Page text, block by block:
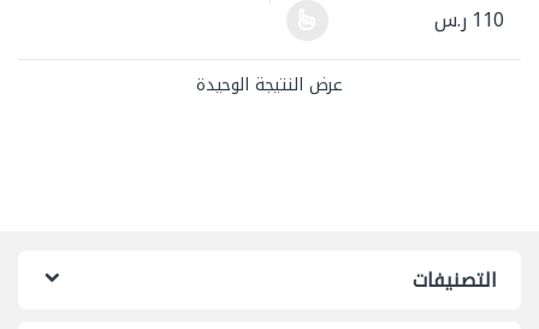
110 ر.س
هناك العديد من الأشكال المختلفة لهذا المنتج. يمكن اختيار
عرض النتيجة الوحيدة
التصنيفات